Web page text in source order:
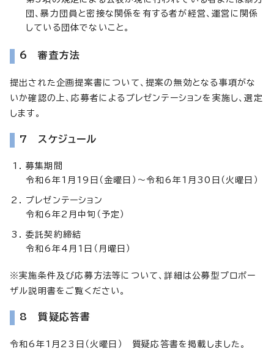
団、暴力団員と密接な関係を有する者が経営、運営に関係
している団体でないこと。
6 審査方法
提出された企画提案書について、提案の無効となる事項がな
いか確認の上、応募者によるプレゼンテーションを実施し、選定
します。
7 スケジュール
募集期間
令和6年1月19日（金曜日）～令和6年1月30日（火曜日）
プレゼンテーション
令和6年2月中旬（予定）
委託契約締結
令和6年4月1日（月曜日）
※実施条件及び応募方法等について、詳細は公募型プロポー
ザル説明書をご覧ください。
8 質疑応答書
令和6年1月23日（火曜日） 質疑応答書を掲載しました。